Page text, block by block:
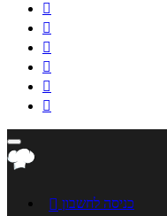






 כניסה לחשבון